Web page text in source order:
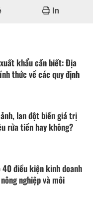
In
khẩu cần biết: Địa
thức về các quy định
lan đột biến giá trị
rửa tiền hay không?
điều kiện kinh doanh
nghiệp và môi